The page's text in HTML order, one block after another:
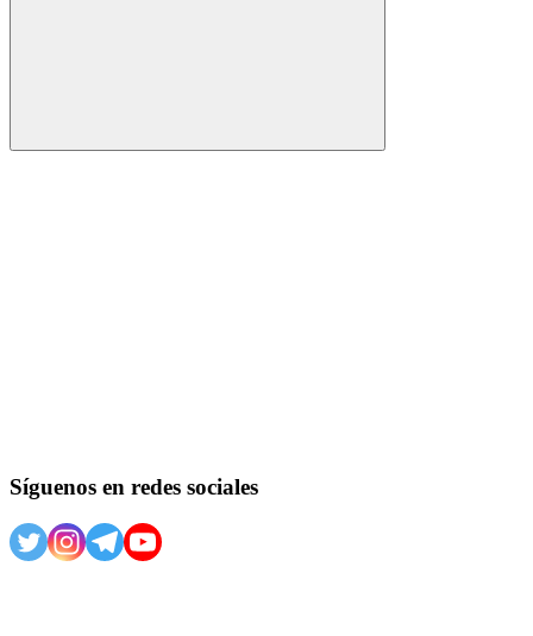
Buscar
Síguenos en redes sociales